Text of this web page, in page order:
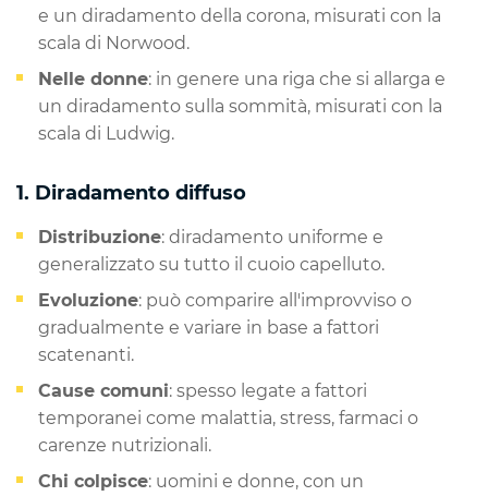
e un diradamento della corona, misurati con la
scala di Norwood.
Nelle donne: in genere una riga che si allarga e
un diradamento sulla sommità, misurati con la
scala di Ludwig.
1. Diradamento diffuso
Distribuzione: diradamento uniforme e
generalizzato su tutto il cuoio capelluto.
Evoluzione: può comparire all'improvviso o
gradualmente e variare in base a fattori
scatenanti.
Cause comuni: spesso legate a fattori
temporanei come malattia, stress, farmaci o
carenze nutrizionali.
Chi colpisce: uomini e donne, con un